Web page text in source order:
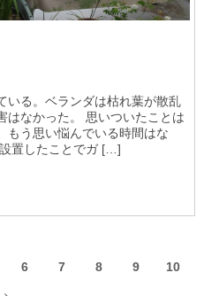
いる。ベランダは枯れ葉が散乱
はなかった。 思いついたことは
もう思い悩んでいる時間はな
置したことでガ […]
6 7 8 9 10